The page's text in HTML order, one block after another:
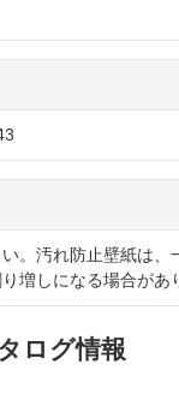
。汚れ防止壁紙は、
増しになる場合があ
ログ情報